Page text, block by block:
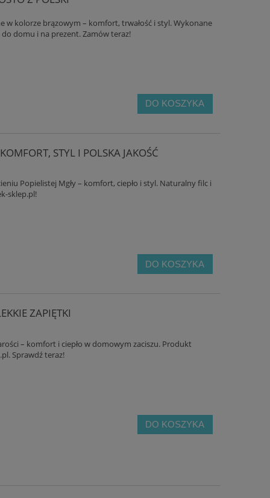
w kolorze brązowym – komfort, trwałość i styl. Wykonane
domu i na prezent. Zamów teraz!
DO KOSZYKA
STYL I POLSKA JAKOŚĆ
Popielistej Mgły – komfort, ciepło i styl. Naturalny filc i
sklep.pl!
DO KOSZYKA
ZAPIĘTKI
– komfort i ciepło w domowym zaciszu. Produkt
Sprawdź teraz!
DO KOSZYKA